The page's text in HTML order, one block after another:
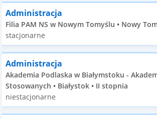
Administracja
Filia PAM NS w Nowym Tomyślu • Nowy
stacjonarne
Administracja
Akademia Podlaska w Białymstoku -
Stosowanych • Białystok • II stopnia
niestacjonarne